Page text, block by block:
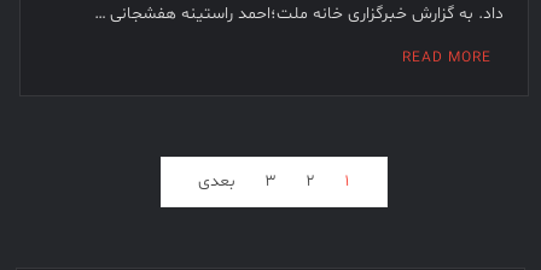
داد. به گزارش خبرگزاری خانه ملت؛احمد راستینه هفشجانی …
READ MORE
۱ ۲ ۳ بعدی